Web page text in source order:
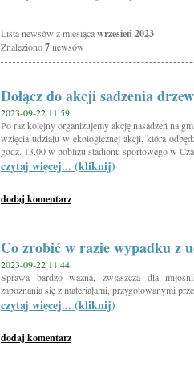
Lista newsów z miesiącawrzesień 2023
Znaleziono7newsów
Dołącz do akcji sadzenia drzew
2023-09-22 11:59
Po raz kolejny organizujemy akcję nasadzeń na
wzięcia udziału w ekologicznej akcji, która
godz. 13.00 w pobliżu stadionu sportowego w
czytaj więcej... (kliknij)
dodaj komentarz
Co zrobić w razie wypadku z
2023-09-22 11:44
Sprawa bardzo ważna, zwłaszcza dla
zapoznania się z materiałami, przygotowanymi
czytaj więcej... (kliknij)
dodaj komentarz